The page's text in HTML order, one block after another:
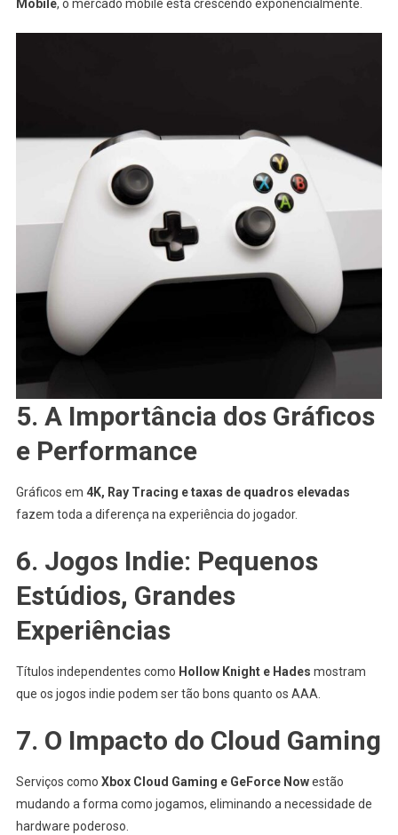
Mobile, o mercado mobile está crescendo exponencialmente.
5. A Importância dos Gráficos
e Performance
Gráficos em 4K, Ray Tracing e taxas de quadros elevadas
fazem toda a diferença na experiência do jogador.
6. Jogos Indie: Pequenos
Estúdios, Grandes
Experiências
Títulos independentes como Hollow Knight e Hades mostram
que os jogos indie podem ser tão bons quanto os AAA.
7. O Impacto do Cloud Gaming
Serviços como Xbox Cloud Gaming e GeForce Nowestão
mudando a forma como jogamos, eliminando a necessidade de
hardware poderoso.